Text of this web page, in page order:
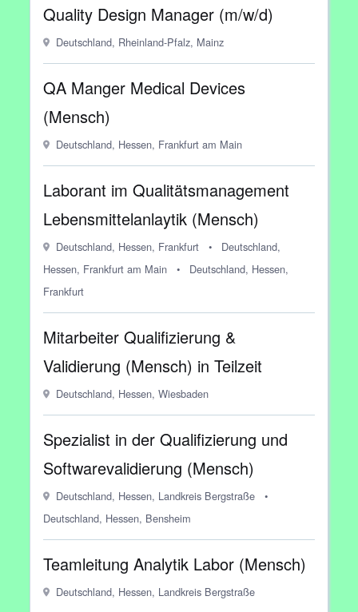
Quality Design Manager (m/w/d)
Deutschland, Rheinland-Pfalz, Mainz
QA Manger Medical Devices
(Mensch)
Deutschland, Hessen, Frankfurt am Main
Laborant im Qualitätsmanagement
Lebensmittelanlaytik (Mensch)
Deutschland, Hessen, Frankfurt •
Deutschland,
Hessen, Frankfurt am Main
•
Deutschland, Hessen,
Frankfurt
Mitarbeiter Qualifizierung &
Validierung (Mensch) in Teilzeit
Deutschland, Hessen, Wiesbaden
Spezialist in der Qualifizierung und
Softwarevalidierung (Mensch)
Deutschland, Hessen, Landkreis Bergstraße
•
Deutschland, Hessen, Bensheim
Teamleitung Analytik Labor (Mensch)
Deutschland, Hessen, Landkreis Bergstraße